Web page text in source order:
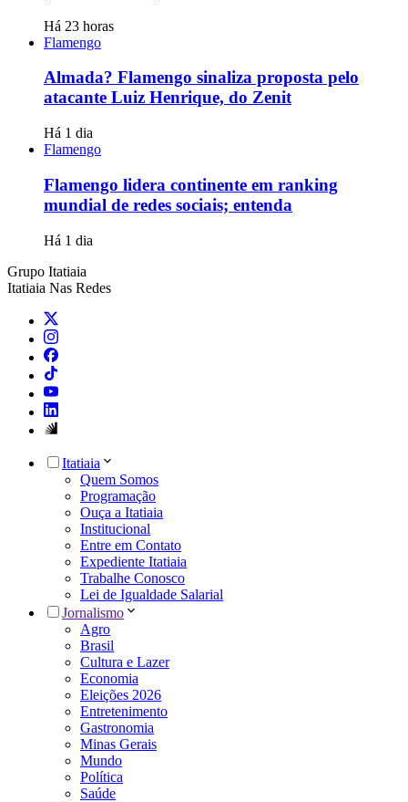
Há 23 horas
Flamengo
Almada? Flamengo sinaliza proposta pelo
atacante Luiz Henrique, do Zenit
Há 1 dia
Flamengo
Flamengo lidera continente em ranking
mundial de redes sociais; entenda
Há 1 dia
Grupo Itatiaia
Itatiaia Nas Redes
Itatiaia
Quem Somos
Programação
Ouça a Itatiaia
Institucional
Entre em Contato
Expediente Itatiaia
Trabalhe Conosco
Lei de Igualdade Salarial
Jornalismo
Agro
Brasil
Cultura e Lazer
Economia
Eleições 2026
Entretenimento
Gastronomia
Minas Gerais
Mundo
Política
Saúde